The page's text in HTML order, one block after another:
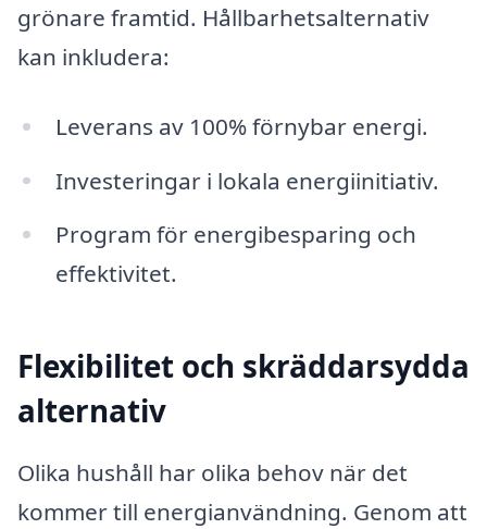
grönare framtid. Hållbarhetsalternativ
kan inkludera:
Leverans av 100% förnybar energi.
Investeringar i lokala energiinitiativ.
Program för energibesparing och
effektivitet.
Flexibilitet och skräddarsydda
alternativ
Olika hushåll har olika behov när det
kommer till energianvändning. Genom att